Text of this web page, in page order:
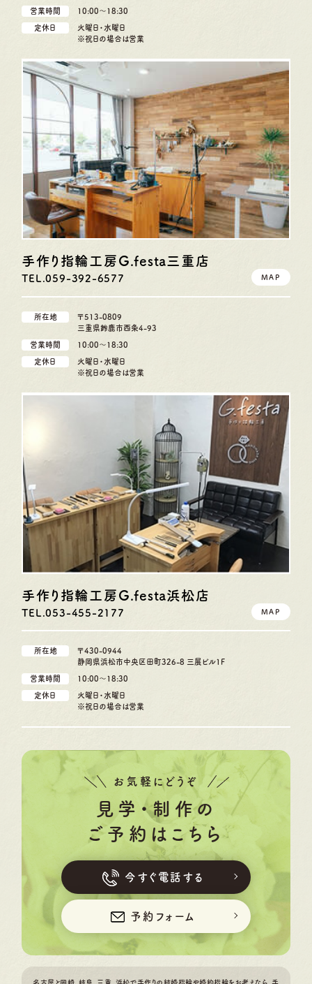
営業時間 10:00〜18:30
定休日
火曜日・水曜日
※祝日の場合は営業
手作り指輪工房G.festa三重店
TEL.059-392-6577 MAP
所在地
〒513-0809
三重県鈴鹿市西条4-93
営業時間 10:00〜18:30
定休日
火曜日・水曜日
※祝日の場合は営業
手作り指輪工房G.festa浜松店
TEL.053-455-2177 MAP
所在地
〒430-0944
静岡県浜松市中央区田町326-8 三展ビル1F
営業時間 10:00〜18:30
定休日
火曜日・水曜日
※祝日の場合は営業
お気軽にどうぞ
見学・制作の
ご予約はこちら
今すぐ電話する
予約フォーム